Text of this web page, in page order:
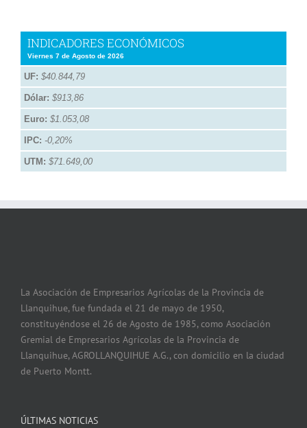
INDICADORES ECONÓMICOS
Viernes 7 de Agosto de 2026
UF: $40.844,79
Dólar: $913,86
Euro: $1.053,08
IPC: -0,20%
UTM: $71.649,00
La Asociación de Empresarios Agrícolas de la Provincia de
Llanquihue, fue fundada el 21 de mayo de 1950,
constituyéndose el 26 de Agosto de 1985, como Asociación
Gremial de Empresarios Agrícolas de la Provincia de
Llanquihue, AGROLLANQUIHUE A.G., con domicilio en la ciudad
de Puerto Montt.
ÚLTIMAS NOTICIAS